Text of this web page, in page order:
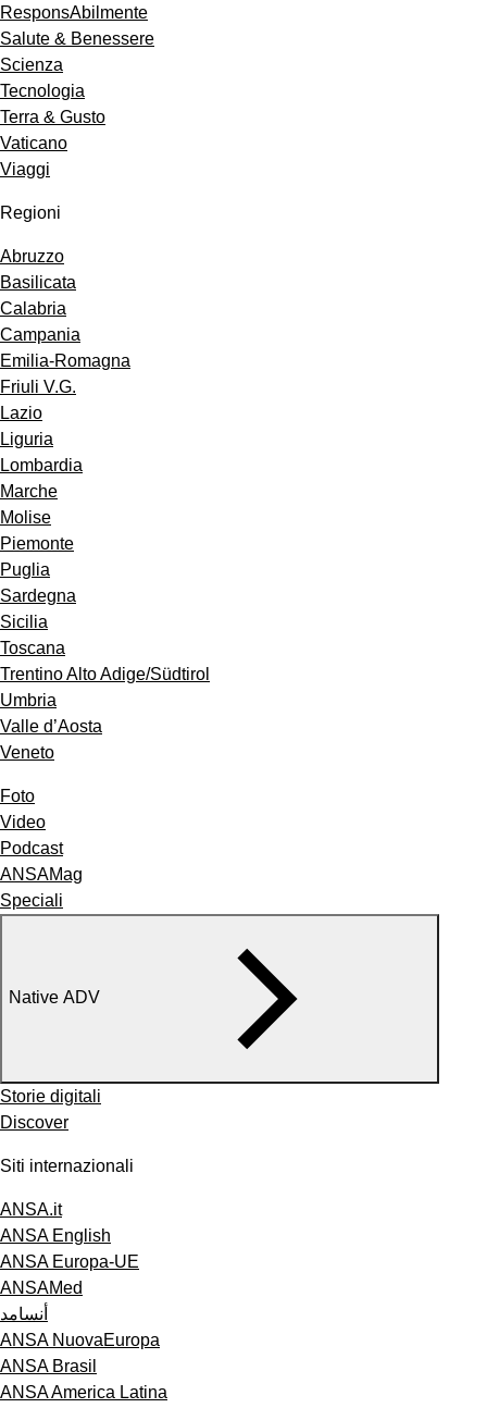
ResponsAbilmente
Salute & Benessere
Scienza
Tecnologia
Terra & Gusto
Vaticano
Viaggi
Regioni
Abruzzo
Basilicata
Calabria
Campania
Emilia-Romagna
Friuli V.G.
Lazio
Liguria
Lombardia
Marche
Molise
Piemonte
Puglia
Sardegna
Sicilia
Toscana
Trentino Alto Adige/Südtirol
Umbria
Valle d’Aosta
Veneto
Foto
Video
Podcast
ANSAMag
Speciali
Native ADV
Storie digitali
Discover
Siti internazionali
ANSA.it
ANSA English
ANSA Europa-UE
ANSAMed
أنسامد
ANSA NuovaEuropa
ANSA Brasil
ANSA America Latina